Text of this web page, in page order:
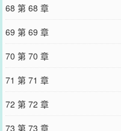
68 第 68 章
69 第 69 章
70 第 70 章
71 第 71 章
72 第 72 章
73 第 73 章